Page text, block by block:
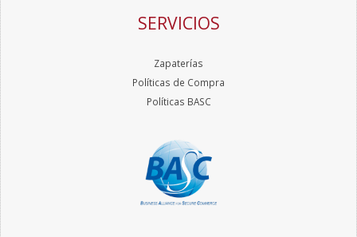
SERVICIOS
Zapaterías
Políticas de Compra
Políticas BASC